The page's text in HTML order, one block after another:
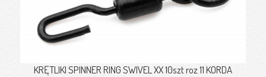
KRĘTLIKI SPINNER RING SWIVEL XX 10szt roz 11 KORDA